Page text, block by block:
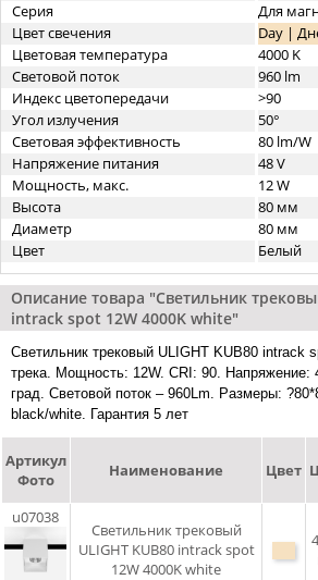
Серия
Для
Цвет свечения
Day |
Цветовая температура
4000 K
Световой поток
960 lm
Индекс цветопередачи
>90
Угол излучения
50°
Световая эффективность
80 lm/W
Напряжение питания
48 V
Мощность, макс.
12 W
Высота
80 мм
Диаметр
80 мм
Цвет
Белый
Описание товара "Светильник
intrack spot 12W 4000K white"
Светильник трековый ULIGHT KUB80 intrack
трека. Мощность: 12W. CRI: 90. Напряжение:
град. Световой поток – 960Lm. Размеры:
black/white. Гарантия 5 лет
Артикул
Фото
Наименование Цвет
u07038
Светильник трековый
ULIGHT KUB80 intrack spot
12W 4000K white